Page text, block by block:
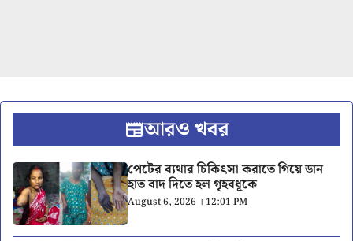
আরও খবর
পেটের ব্যথার চিকিৎসা করাতে গিয়ে ডান
হাত বাদ দিতে হল গৃহবধূকে
August 6, 2026 । 12:01 PM